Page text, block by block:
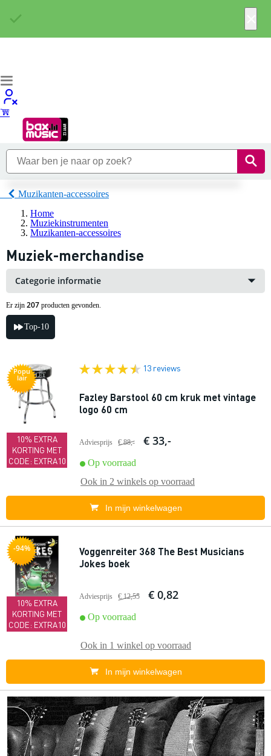
Muzikanten-accessoires
Home
Muziekinstrumenten
Muzikanten-accessoires
Muziek-merchandise
Categorie informatie
Er zijn 207 producten gevonden.
Top-10
Popu
lair
10% EXTRA
KORTING MET
CODE: EXTRA10
13 reviews
Fazley Barstool 60 cm kruk met vintage
logo 60 cm
Adviesprijs € 88,- € 33,-
Op voorraad
Ook in 2 winkels op voorraad
In mijn winkelwagen
-94%
10% EXTRA
KORTING MET
CODE: EXTRA10
Voggenreiter 368 The Best Musicians
Jokes boek
Adviesprijs € 12,55 € 0,82
Op voorraad
Ook in 1 winkel op voorraad
In mijn winkelwagen